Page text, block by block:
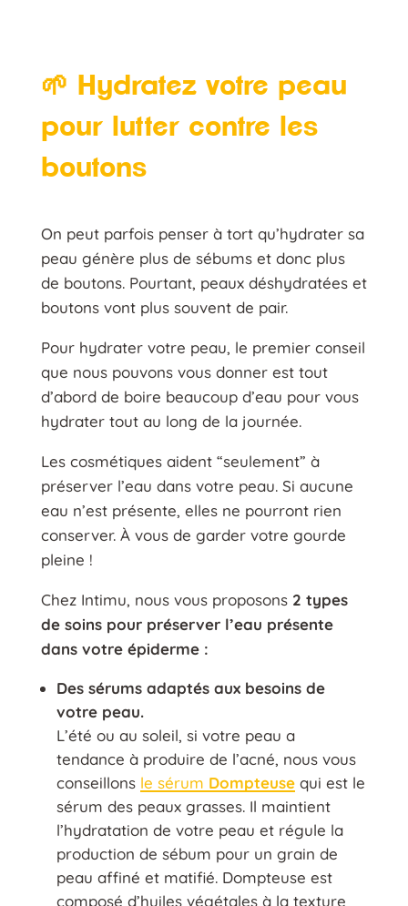
🌱 Hydratez votre peau
pour lutter contre les
boutons
On peut parfois penser à tort qu’hydrater sa
peau génère plus de sébums et donc plus
de boutons. Pourtant, peaux déshydratées et
boutons vont plus souvent de pair.
Pour hydrater votre peau, le premier conseil
que nous pouvons vous donner est tout
d’abord de boire beaucoup d’eau pour vous
hydrater tout au long de la journée.
Les cosmétiques aident “seulement” à
préserver l’eau dans votre peau. Si aucune
eau n’est présente, elles ne pourront rien
conserver. À vous de garder votre gourde
pleine !
Chez Intimu, nous vous proposons 2 types
de soins pour préserver l’eau présente
dans votre épiderme :
Des sérums adaptés aux besoins de
votre peau.
L’été ou au soleil, si votre peau a
tendance à produire de l’acné, nous vous
conseillons le sérum Dompteuse qui est le
sérum des peaux grasses. Il maintient
l’hydratation de votre peau et régule la
production de sébum pour un grain de
peau affiné et matifié. Dompteuse est
composé d’huiles végétales à la texture